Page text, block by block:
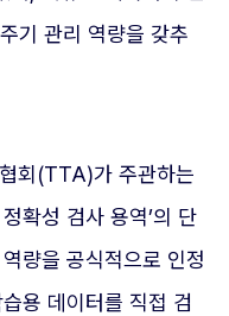
기 관리 역량을 갖추
회(TTA)가 주관하는
확성 검사 용역’의 단
량을 공식적으로 인정
용 데이터를 직접 검